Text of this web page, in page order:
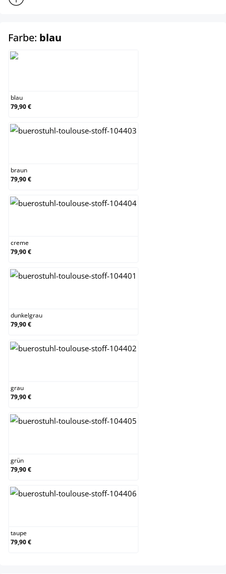
Farbe: blau
blau
79,90 €
braun
79,90 €
creme
79,90 €
dunkelgrau
79,90 €
grau
79,90 €
grün
79,90 €
taupe
79,90 €